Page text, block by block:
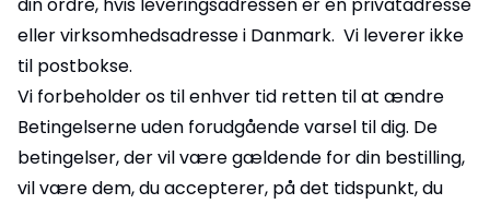
eller virksomhedsadresse i Danmark. Vi leverer ikke
til postbokse.
Vi forbeholder os til enhver tid retten til at ændre
Betingelserne uden forudgående varsel til dig. De
betingelser, der vil være gældende for din bestilling,
vil være dem, du accepterer, på det tidspunkt, du